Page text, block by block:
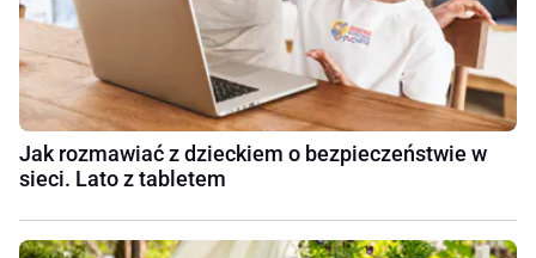
Jak rozmawiać z dzieckiem o bezpieczeństwie w
sieci. Lato z tabletem